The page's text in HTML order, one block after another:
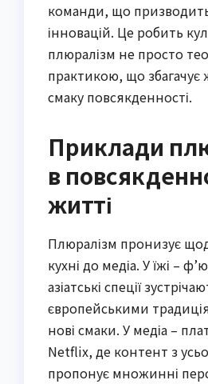
команди, що
інновацій. Це робить
плюралізм не просто
практикою, що
смаку повсякденності.
Приклади
в
житті
Плюралізм пронизує
кухні до медіа. У їжі –
азіатські спеції
європейськими
нові смаки. У медіа –
Netflix, де контент з
пропонує множинні